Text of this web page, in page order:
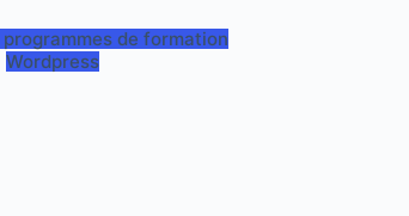
de formation
Wordpress